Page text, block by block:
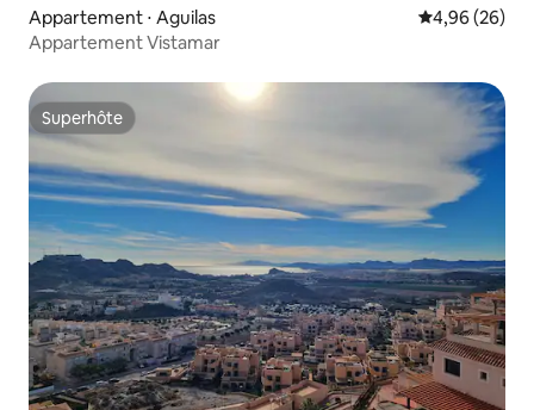
Appartement ⋅ Aguilas Évaluation
4,96 (26)
Appartement Vistamar
Superhôte
Superhôte